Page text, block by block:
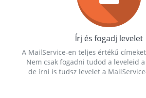
Írj és fogadj levelet
A MailService-en teljes értékű
Nem csak fogadni tudod a leveleid
de írni is tudsz levelet a